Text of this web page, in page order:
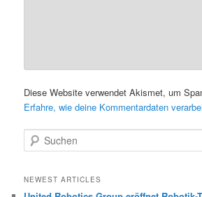
Diese Website verwendet Akismet, um
Erfahre, wie deine Kommentardaten
u
h
NEWEST ARTICLES